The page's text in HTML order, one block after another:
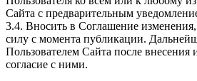
Сайта с предварительным
3.4. Вносить в Соглашение
силу с момента публикации.
Пользователем Сайта после внесения
согласие с ними.